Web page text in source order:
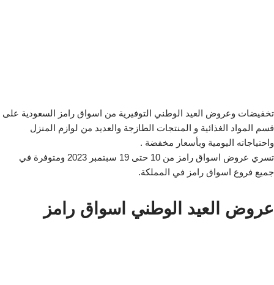
تخفيضات وعروض العيد الوطني التوفيرية من اسواق رامز السعودية على
قسم المواد الغذائية و المنتجات الطازجة والعديد من لوازم المنزل
واحتياجاته اليومية وبأسعار مخفضة .
تسري عروض اسواق رامز من 10 حتى 19 سبتمبر 2023 ومتوفرة في
جميع فروع اسواق رامز في المملكة.
عروض العيد الوطني اسواق رامز